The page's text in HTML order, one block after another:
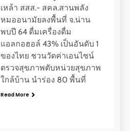
เหล้า สสส.- สคล.สานพลัง
หมออนามัยลงพื้นที่ จ.น่าน
พบปี 64 ดื่มเครื่องดื่ม
แอลกอฮอล์ 43% เป็นอันดับ 1
ของไทย ชวนวัดค่าเอนไซน์
ตรวจสุขภาพตับหน่วยสุขภาพ
ใกล้บ้าน นำร่อง 80 พื้นที่
Read More